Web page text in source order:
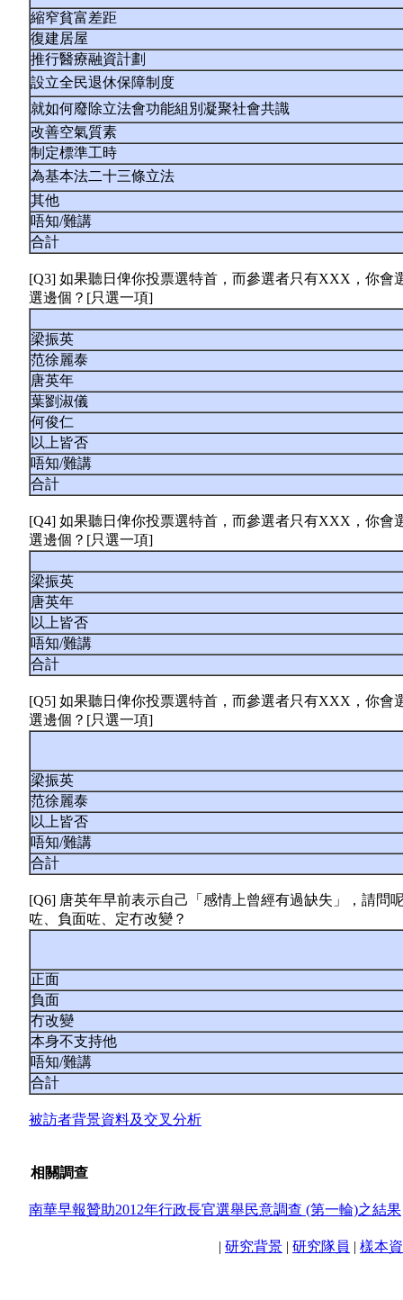
縮窄貧富差距
復建居屋
推行醫療融資計劃
設立全民退休保障制度
就如何廢除立法會功能組別凝聚社會共識
改善空氣質素
制定標準工時
為基本法二十三條立法
其他
唔知/難講
合計
[Q3] 如果聽日俾你投票選特首，而參選者只有XXX，你
選邊個？[只選一項]
梁振英
范徐麗泰
唐英年
葉劉淑儀
何俊仁
以上皆否
唔知/難講
合計
[Q4] 如果聽日俾你投票選特首，而參選者只有XXX，你
選邊個？[只選一項]
梁振英
唐英年
以上皆否
唔知/難講
合計
[Q5] 如果聽日俾你投票選特首，而參選者只有XXX，你
選邊個？[只選一項]
梁振英
范徐麗泰
以上皆否
唔知/難講
合計
[Q6] 唐英年早前表示自己「感情上曾經有過缺失」，請問
咗、負面咗、定冇改變？
正面
負面
冇改變
本身不支持他
唔知/難講
合計
被訪者背景資料及交叉分析
相關調查
南華早報贊助2012年行政長官選舉民意調查 (第一輪)之結果
| 研究背景 | 研究隊員 | 樣本